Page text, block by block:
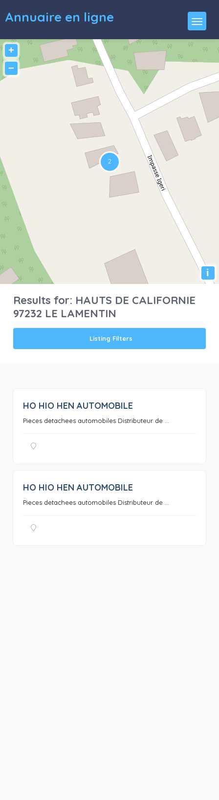
Annuaire en ligne
+
−
i
Results for: HAUTS DE CALIFORNIE
97232 LE LAMENTIN
Listing Filters
HO HIO HEN AUTOMOBILE
Pieces detachees automobiles Distributeur de ...
HO HIO HEN AUTOMOBILE
Pieces detachees automobiles Distributeur de ...